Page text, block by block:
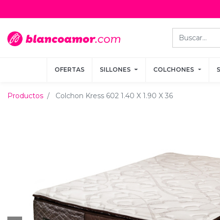
OFERTAS SILLONES COLCHONES
OFERTAS SILLONES COLCHONES
Productos Colchon Kress 602 1.40 X 1.90 X 36